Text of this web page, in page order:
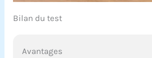
Bilan du test
Avantages